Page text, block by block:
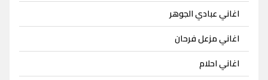
اغاني عبادي الجوهر
اغاني مزعل فرحان
اغاني احلام